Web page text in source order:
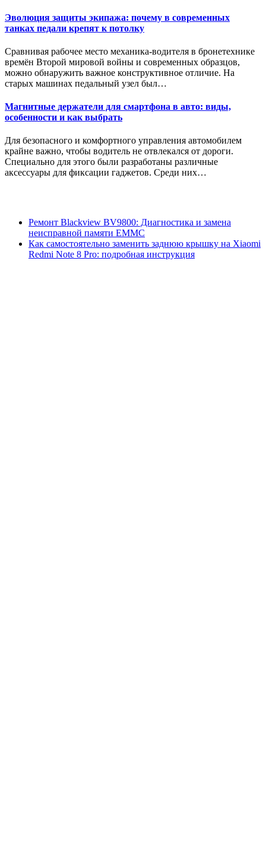
Эволюция защиты экипажа: почему в современных
танках педали крепят к потолку
Сравнивая рабочее место механика-водителя в бронетехнике
времён Второй мировой войны и современных образцов,
можно обнаружить важное конструктивное отличие. На
старых машинах педальный узел был…
Магнитные держатели для смартфона в авто: виды,
особенности и как выбрать
Для безопасного и комфортного управления автомобилем
крайне важно, чтобы водитель не отвлекался от дороги.
Специально для этого были разработаны различные
аксессуары для фиксации гаджетов. Среди них…
Ремонт Blackview BV9800: Диагностика и замена
неисправной памяти EMMC
Как самостоятельно заменить заднюю крышку на Xiaomi
Redmi Note 8 Pro: подробная инструкция